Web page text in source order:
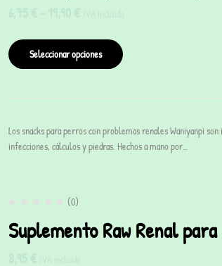
Seleccionar opciones
Los snacks para perros con problemas renales Waniyanpi
infecciones, cálculos y piedras. Hechos a mano por…
(0)
Suplemento Raw Renal